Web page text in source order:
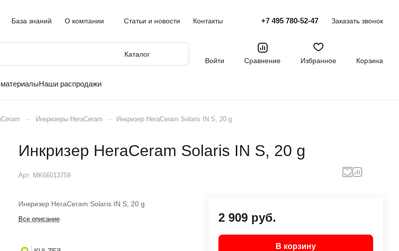
База знаний О компании Статьи и новости Контакты +7 495 780-52-47 Заказать звонок
Каталог
Войти
Сравнение Избранное Корзина
Наши распродажи
– Инкризеры HeraCeram – Инкризер HeraCeram Solaris IN S, 20 g
Инкризер HeraCeram Solaris IN S, 20 g
Арт. MK66013759
Инкризер HeraCeram Solaris IN S, 20 g
Все описание 2 909 руб.
В корзину